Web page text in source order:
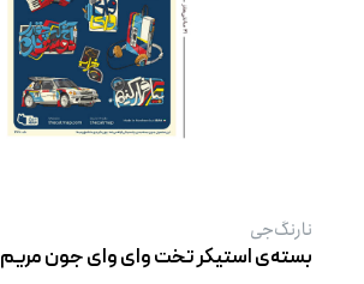
نارنگ‌جی
بسته‌ی استیکر تخت وای وای جون مریم